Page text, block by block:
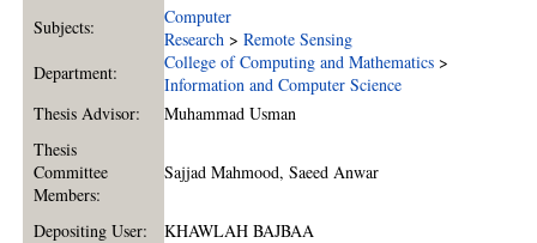
Subjects:
Computer
Research >Remote Sensing
Department:
College of Computing and Mathematics >
Information and Computer Science
Thesis Advisor:
Muhammad Usman
Thesis
Committee
Members:
Sajjad Mahmood,Saeed Anwar
Depositing User: KHAWLAH BAJBAA